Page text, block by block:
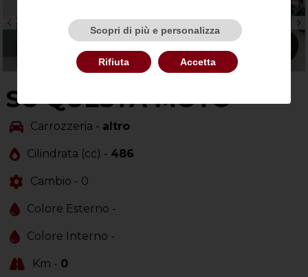
SU QUESTA MOTO
Carrozzeria - altro
Cilindrata (cc) - 486
Cambio - 0
Colore Esterno -
Colore Interno -
Km - 0
Scopri di più e personalizza
Rifiuta Accetta